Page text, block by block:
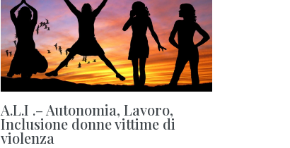
A.L.I .– Autonomia, Lavoro,
Inclusione donne vittime di
violenza